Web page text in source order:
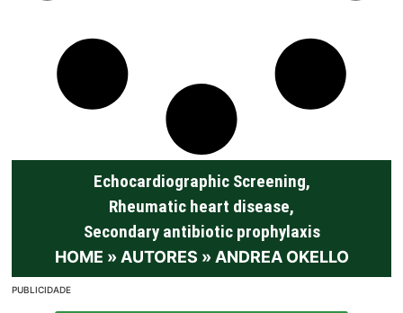
Echocardiographic Screening,
Rheumatic heart disease,
Secondary antibiotic prophylaxis
HOME »AUTORES »ANDREA OKELLO
PUBLICIDADE